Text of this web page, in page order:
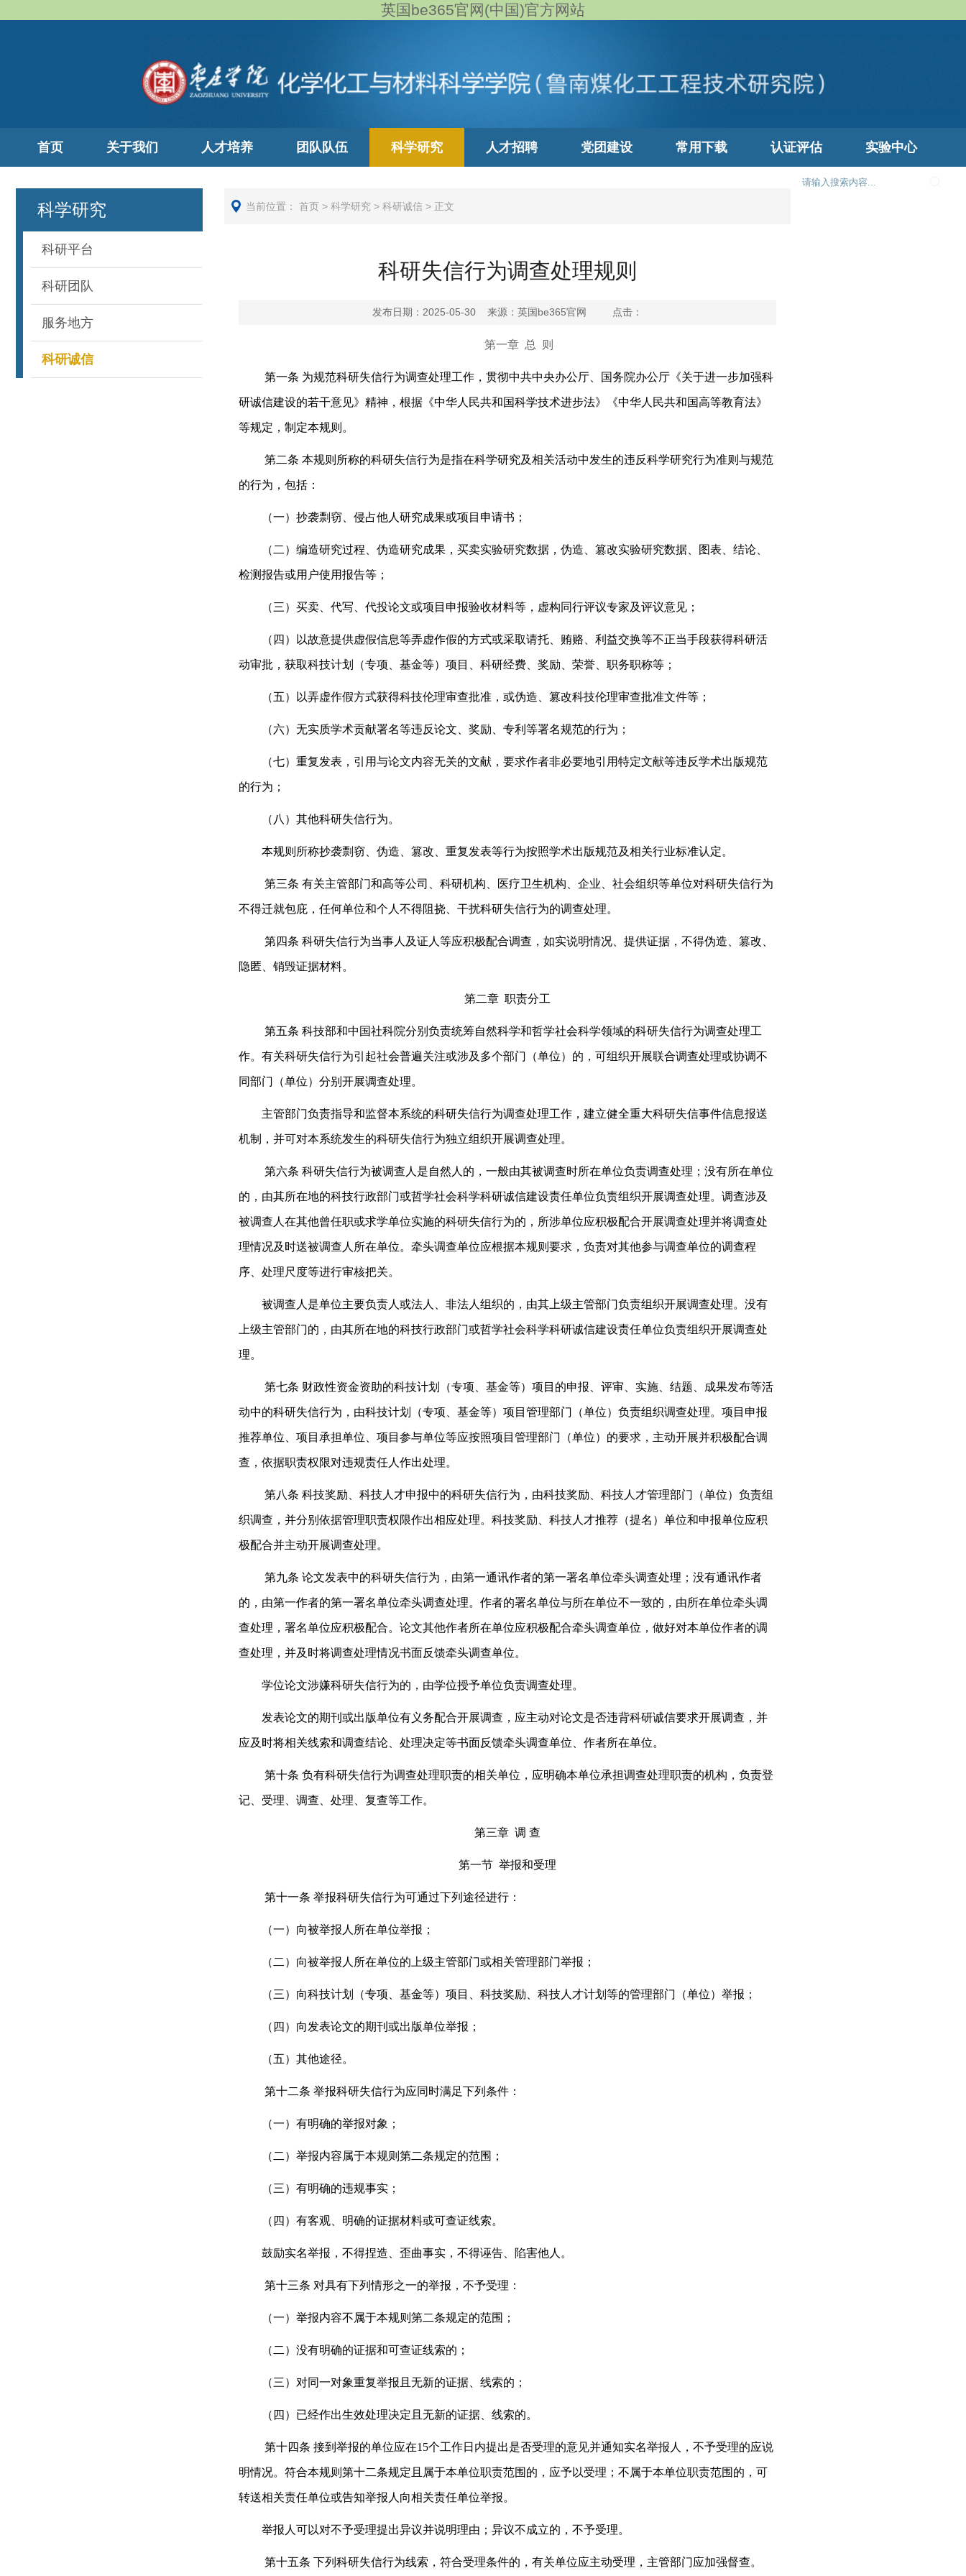
英国be365官网(中国)官方网站
首页 关于我们 人才培养 团队队伍 科学研究 人才招聘 党团建设 常用下载 认证评估 实验中心
科学研究
科研平台
科研团队
服务地方
科研诚信
当前位置： 首页 > 科学研究 > 科研诚信 > 正文
科研失信行为调查处理规则
发布日期：2025-05-30 来源：英国be365官网 点击：
第一章 总 则
第一条 为规范科研失信行为调查处理工作，贯彻中共中央办公厅、国务院办公厅《关于进一步加强科
研诚信建设的若干意见》精神，根据《中华人民共和国科学技术进步法》《中华人民共和国高等教育法》
等规定，制定本规则。
第二条 本规则所称的科研失信行为是指在科学研究及相关活动中发生的违反科学研究行为准则与规范
的行为，包括：
（一）抄袭剽窃、侵占他人研究成果或项目申请书；
（二）编造研究过程、伪造研究成果，买卖实验研究数据，伪造、篡改实验研究数据、图表、结论、
检测报告或用户使用报告等；
（三）买卖、代写、代投论文或项目申报验收材料等，虚构同行评议专家及评议意见；
（四）以故意提供虚假信息等弄虚作假的方式或采取请托、贿赂、利益交换等不正当手段获得科研活
动审批，获取科技计划（专项、基金等）项目、科研经费、奖励、荣誉、职务职称等；
（五）以弄虚作假方式获得科技伦理审查批准，或伪造、篡改科技伦理审查批准文件等；
（六）无实质学术贡献署名等违反论文、奖励、专利等署名规范的行为；
（七）重复发表，引用与论文内容无关的文献，要求作者非必要地引用特定文献等违反学术出版规范
的行为；
（八）其他科研失信行为。
本规则所称抄袭剽窃、伪造、篡改、重复发表等行为按照学术出版规范及相关行业标准认定。
第三条 有关主管部门和高等公司、科研机构、医疗卫生机构、企业、社会组织等单位对科研失信行为
不得迁就包庇，任何单位和个人不得阻挠、干扰科研失信行为的调查处理。
第四条 科研失信行为当事人及证人等应积极配合调查，如实说明情况、提供证据，不得伪造、篡改、
隐匿、销毁证据材料。
第二章 职责分工
第五条 科技部和中国社科院分别负责统筹自然科学和哲学社会科学领域的科研失信行为调查处理工
作。有关科研失信行为引起社会普遍关注或涉及多个部门（单位）的，可组织开展联合调查处理或协调不
同部门（单位）分别开展调查处理。
主管部门负责指导和监督本系统的科研失信行为调查处理工作，建立健全重大科研失信事件信息报送
机制，并可对本系统发生的科研失信行为独立组织开展调查处理。
第六条 科研失信行为被调查人是自然人的，一般由其被调查时所在单位负责调查处理；没有所在单位
的，由其所在地的科技行政部门或哲学社会科学科研诚信建设责任单位负责组织开展调查处理。调查涉及
被调查人在其他曾任职或求学单位实施的科研失信行为的，所涉单位应积极配合开展调查处理并将调查处
理情况及时送被调查人所在单位。牵头调查单位应根据本规则要求，负责对其他参与调查单位的调查程
序、处理尺度等进行审核把关。
被调查人是单位主要负责人或法人、非法人组织的，由其上级主管部门负责组织开展调查处理。没有
上级主管部门的，由其所在地的科技行政部门或哲学社会科学科研诚信建设责任单位负责组织开展调查处
理。
第七条 财政性资金资助的科技计划（专项、基金等）项目的申报、评审、实施、结题、成果发布等活
动中的科研失信行为，由科技计划（专项、基金等）项目管理部门（单位）负责组织调查处理。项目申报
推荐单位、项目承担单位、项目参与单位等应按照项目管理部门（单位）的要求，主动开展并积极配合调
查，依据职责权限对违规责任人作出处理。
第八条 科技奖励、科技人才申报中的科研失信行为，由科技奖励、科技人才管理部门（单位）负责组
织调查，并分别依据管理职责权限作出相应处理。科技奖励、科技人才推荐（提名）单位和申报单位应积
极配合并主动开展调查处理。
第九条 论文发表中的科研失信行为，由第一通讯作者的第一署名单位牵头调查处理；没有通讯作者
的，由第一作者的第一署名单位牵头调查处理。作者的署名单位与所在单位不一致的，由所在单位牵头调
查处理，署名单位应积极配合。论文其他作者所在单位应积极配合牵头调查单位，做好对本单位作者的调
查处理，并及时将调查处理情况书面反馈牵头调查单位。
学位论文涉嫌科研失信行为的，由学位授予单位负责调查处理。
发表论文的期刊或出版单位有义务配合开展调查，应主动对论文是否违背科研诚信要求开展调查，并
应及时将相关线索和调查结论、处理决定等书面反馈牵头调查单位、作者所在单位。
第十条 负有科研失信行为调查处理职责的相关单位，应明确本单位承担调查处理职责的机构，负责登
记、受理、调查、处理、复查等工作。
第三章 调 查
第一节 举报和受理
第十一条 举报科研失信行为可通过下列途径进行：
（一）向被举报人所在单位举报；
（二）向被举报人所在单位的上级主管部门或相关管理部门举报；
（三）向科技计划（专项、基金等）项目、科技奖励、科技人才计划等的管理部门（单位）举报；
（四）向发表论文的期刊或出版单位举报；
（五）其他途径。
第十二条 举报科研失信行为应同时满足下列条件：
（一）有明确的举报对象；
（二）举报内容属于本规则第二条规定的范围；
（三）有明确的违规事实；
（四）有客观、明确的证据材料或可查证线索。
鼓励实名举报，不得捏造、歪曲事实，不得诬告、陷害他人。
第十三条 对具有下列情形之一的举报，不予受理：
（一）举报内容不属于本规则第二条规定的范围；
（二）没有明确的证据和可查证线索的；
（三）对同一对象重复举报且无新的证据、线索的；
（四）已经作出生效处理决定且无新的证据、线索的。
第十四条 接到举报的单位应在15个工作日内提出是否受理的意见并通知实名举报人，不予受理的应说
明情况。符合本规则第十二条规定且属于本单位职责范围的，应予以受理；不属于本单位职责范围的，可
转送相关责任单位或告知举报人向相关责任单位举报。
举报人可以对不予受理提出异议并说明理由；异议不成立的，不予受理。
第十五条 下列科研失信行为线索，符合受理条件的，有关单位应主动受理，主管部门应加强督查。